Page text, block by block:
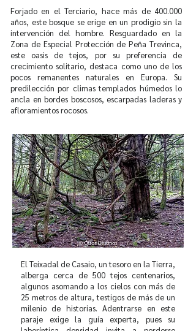
Forjado en el Terciario, hace más de 400.000
años, este bosque se erige en un prodigio sin la
intervención del hombre. Resguardado en la
Zona de Especial Protección de Peña Trevinca,
este oasis de tejos, por su preferencia de
crecimiento solitario, destaca como uno de los
pocos remanentes naturales en Europa. Su
predilección por climas templados húmedos lo
ancla en bordes boscosos, escarpadas laderas y
afloramientos rocosos.
El Teixadal de Casaio, un tesoro en la Tierra,
alberga cerca de 500 tejos centenarios,
algunos asomando a los cielos con más de
25 metros de altura, testigos de más de un
milenio de historias. Adentrarse en este
paraje exige la guía experta, pues su